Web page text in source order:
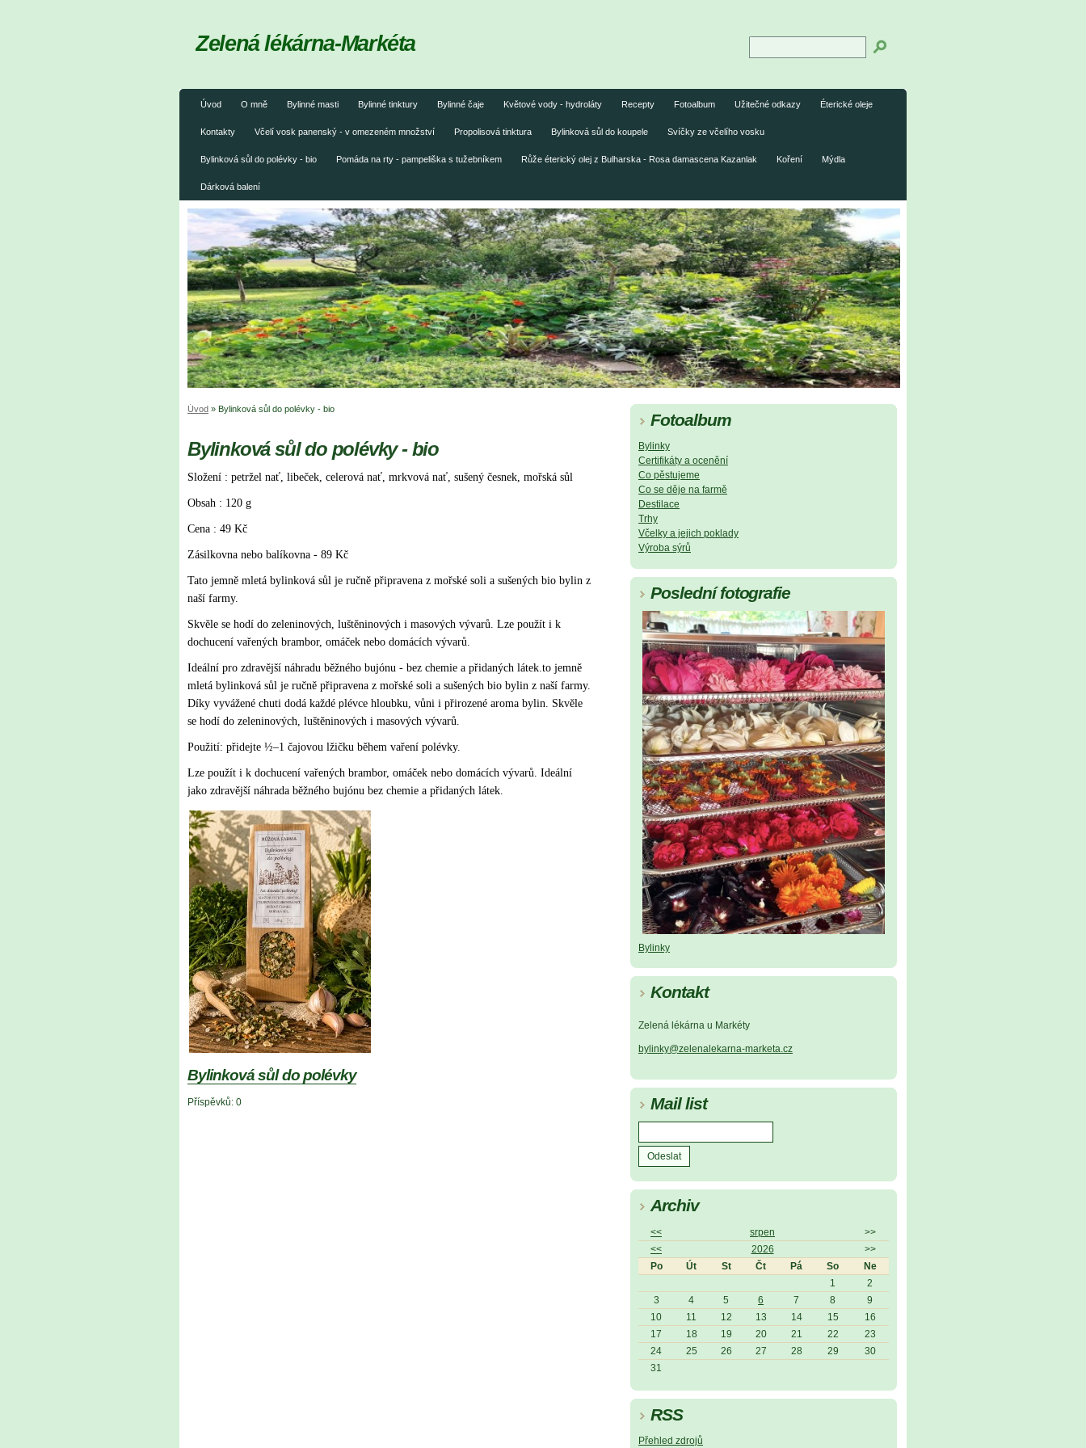
Úvod O mně Bylinné masti Bylinné tinktury Bylinné čaje Květové vody - hydroláty Recepty Fotoalbum Užitečné odkazy Éterické oleje
Kontakty Včelí vosk panenský - v omezeném množství Propolisová tinktura Bylinková sůl do koupele Svíčky ze včelího vosku
Bylinková sůl do polévky - bio Pomáda na rty - pampeliška s tužebníkem Růže éterický olej z Bulharska - Rosa damascena Kazanlak Koření Mýdla
Dárková balení
Zelená lékárna-Markéta
Úvod » Bylinková sůl do polévky - bio
Bylinková sůl do polévky - bio
Složení : petržel nať, libeček, celerová nať, mrkvová nať, sušený česnek, mořská sůl
Obsah : 120 g
Cena : 49 Kč
Zásilkovna nebo balíkovna - 89 Kč
Tato jemně mletá bylinková sůl je ručně připravena z mořské soli a sušených bio bylin z
naší farmy.
Skvěle se hodí do zeleninových, luštěninových i masových vývarů. Lze použít i k
dochucení vařených brambor, omáček nebo domácích vývarů.
Ideální pro zdravější náhradu běžného bujónu - bez chemie a přidaných látek.to jemně
mletá bylinková sůl je ručně připravena z mořské soli a sušených bio bylin z naší farmy.
Díky vyvážené chuti dodá každé plévce hloubku, vůni i přirozené aroma bylin. Skvěle
se hodí do zeleninových, luštěninových i masových vývarů.
Použití: přidejte ½–1 čajovou lžičku během vaření polévky.
Lze použít i k dochucení vařených brambor, omáček nebo domácích vývarů. Ideální
jako zdravější náhrada běžného bujónu bez chemie a přidaných látek.
Bylinková sůl do polévky
Příspěvků: 0
Fotoalbum
Bylinky
Certifikáty a ocenění
Co pěstujeme
Co se děje na farmě
Destilace
Trhy
Včelky a jejich poklady
Výroba sýrů
Poslední fotografie
Bylinky
Kontakt
Zelená lékárna u Markéty
bylinky@zelenalekarna-marketa.cz
Mail list
Archiv
<< srpen
>>
<<
2026
>>
Po
Út St Čt Pá So
Ne
1
2
3
4 5 6 7 8
9
10
11 12 13 14 15
16
17
18 19 20 21 22
23
24
25 26 27 28 29
30
31
RSS
Přehled zdrojů